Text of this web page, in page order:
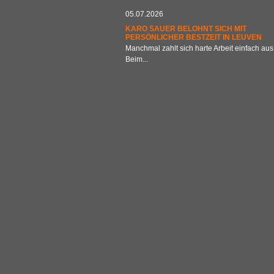
05.07.2026
KARO SAUER BELOHNT SICH MIT
PERSÖNLICHER BESTZEIT IN LEUVEN
Manchmal zahlt sich harte Arbeit einfach
Beim...